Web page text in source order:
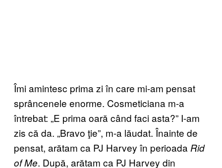
Îmi amintesc prima zi în care mi-am pensat
sprâncenele enorme. Cosmeticiana m-a
întrebat: „E prima oară când faci asta?” I-am
zis că da. „Bravo ţie”, m-a lăudat. Înainte de
pensat, arătam ca PJ Harvey în perioada Rid
of Me. După, arătam ca PJ Harvey din